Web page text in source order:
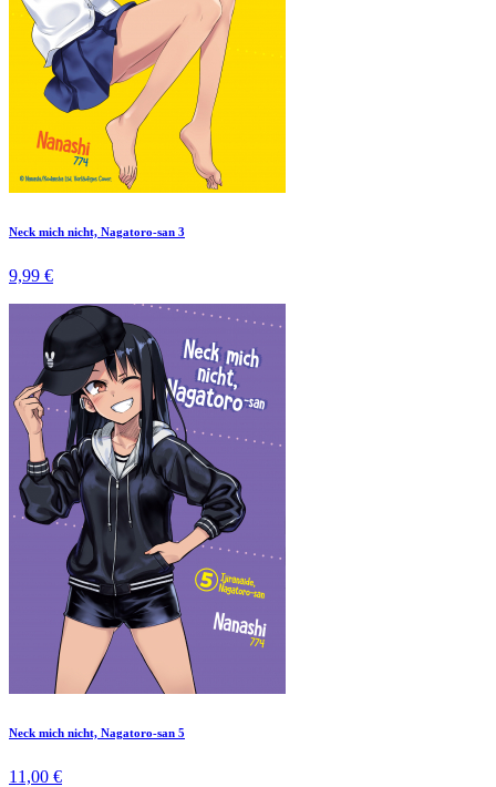
Neck mich nicht, Nagatoro-san 3
9,99 €
Neck mich nicht, Nagatoro-san 5
11,00 €